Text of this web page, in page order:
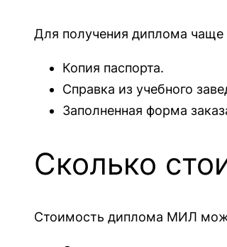
Для получения диплома
Копия паспорта.
Справка из учебного
Заполненная форма
Сколько
Стоимость диплома МИЛ